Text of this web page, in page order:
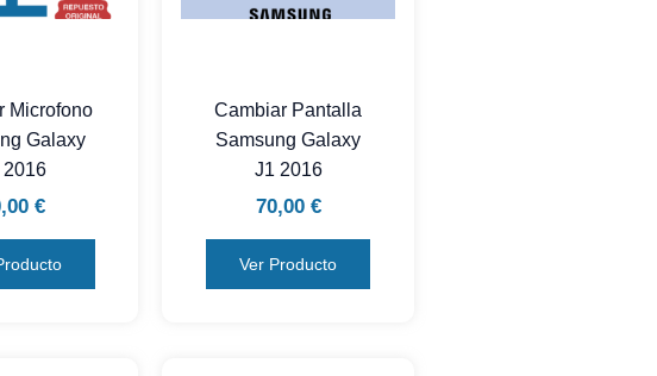
Microfono
Galaxy
2016
€
Cambiar Pantalla
Samsung Galaxy
J1 2016
70,00 €
Ver Producto